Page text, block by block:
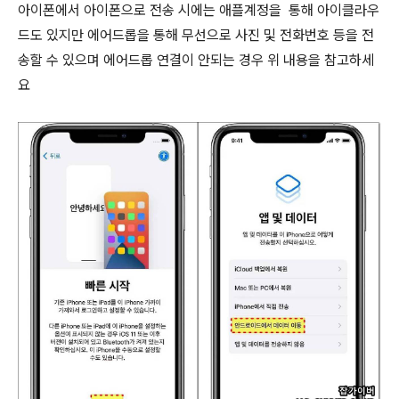
아이폰에서 아이폰으로 전송 시에는 애플계정을 통해 아이클라우
드도 있지만 에어드롭을 통해 무선으로 사진 및 전화번호 등을 전
송할 수 있으며 에어드롭 연결이 안되는 경우 위 내용을 참고하세
요